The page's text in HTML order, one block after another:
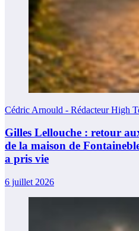
Cédric Arnould - Rédacteur High
Gilles Lellouche : retour
de la maison de
a pris vie
6 juillet 2026